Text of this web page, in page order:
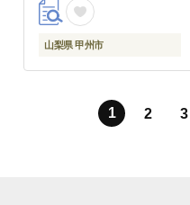
山梨県 甲州市
1 2 3